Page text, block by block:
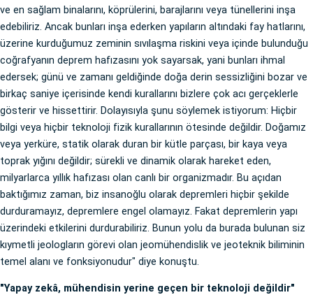
ve en sağlam binalarını, köprülerini, barajlarını veya tünellerini inşa
edebiliriz. Ancak bunları inşa ederken yapıların altındaki fay hatlarını,
üzerine kurduğumuz zeminin sıvılaşma riskini veya içinde bulunduğu
coğrafyanın deprem hafızasını yok sayarsak, yani bunları ihmal
edersek; günü ve zamanı geldiğinde doğa derin sessizliğini bozar ve
birkaç saniye içerisinde kendi kurallarını bizlere çok acı gerçeklerle
gösterir ve hissettirir. Dolayısıyla şunu söylemek istiyorum: Hiçbir
bilgi veya hiçbir teknoloji fizik kurallarının ötesinde değildir. Doğamız
veya yerküre, statik olarak duran bir kütle parçası, bir kaya veya
toprak yığını değildir; sürekli ve dinamik olarak hareket eden,
milyarlarca yıllık hafızası olan canlı bir organizmadır. Bu açıdan
baktığımız zaman, biz insanoğlu olarak depremleri hiçbir şekilde
durduramayız, depremlere engel olamayız. Fakat depremlerin yapı
üzerindeki etkilerini durdurabiliriz. Bunun yolu da burada bulunan siz
kıymetli jeologların görevi olan jeomühendislik ve jeoteknik biliminin
temel alanı ve fonksiyonudur" diye konuştu.
"Yapay zekâ, mühendisin yerine geçen bir teknoloji değildir"